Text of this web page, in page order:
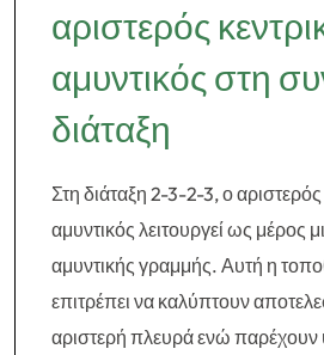
αριστερός
αμυντικός στη
διάταξη
Στη διάταξη 2-3-2-3, ο αριστερός
αμυντικός λειτουργεί ως μέρος
αμυντικής γραμμής. Αυτή η
επιτρέπει να καλύπτουν
αριστερή πλευρά ενώ παρέχουν